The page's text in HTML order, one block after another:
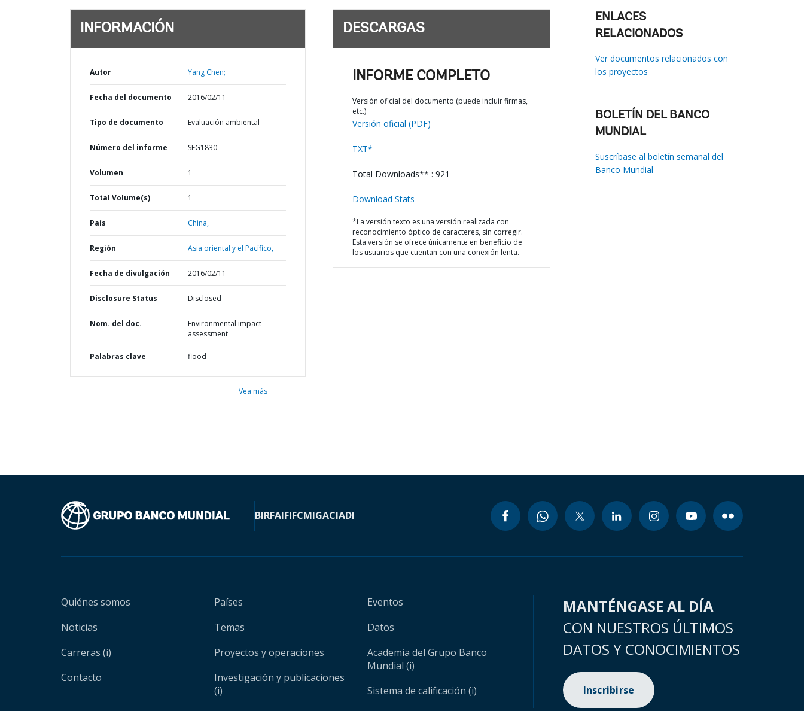
INFORMACIÓN
Autor Yang Chen;
Fecha del documento 2016/02/11
Tipo de documento Evaluación ambiental
Número del informe SFG1830
Volumen 1
Total Volume(s) 1
País China,
Región Asia oriental y el Pacífico,
Fecha de divulgación 2016/02/11
Disclosure Status Disclosed
Nom. del doc.
Environmental impact
assessment
Palabras clave flood
Vea más
DESCARGAS
INFORME COMPLETO
Versión oficial del documento (puede incluir firmas,
etc.)
Versión oficial (PDF)
TXT*
Total Downloads** : 921
Download Stats
*La versión texto es una versión realizada con
reconocimiento óptico de caracteres, sin corregir.
Esta versión se ofrece únicamente en beneficio de
los usuarios que cuentan con una conexión lenta.
ENLACES
RELACIONADOS
Ver documentos relacionados con
los proyectos
BOLETÍN DEL BANCO
MUNDIAL
Suscríbase al boletín semanal del
Banco Mundial
BIRFAIFIFCMIGACIADI
Quiénes somos
Noticias
Carreras (i)
Contacto
Países
Temas
Proyectos y operaciones
Investigación y publicaciones
(i)
Eventos
Datos
Academia del Grupo Banco
Mundial (i)
Sistema de calificación (i)
MANTÉNGASE AL DÍA
CON NUESTROS ÚLTIMOS
DATOS Y CONOCIMIENTOS
Inscribirse